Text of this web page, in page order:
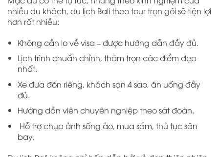
nhiều du khách, du lịch Bali theo tour trọn gói sẽ tiện lợi
hơn rất nhiều:
Không cần lo về visa – được hướng dẫn đầy đủ.
Lịch trình chuẩn chỉnh, thăm trọn các điểm đẹp
nhất.
Xe đưa đón riêng, khách sạn 4 sao, ăn uống đầy
đủ.
Hướng dẫn viên chuyên nghiệp theo sát đoàn.
Hỗ trợ chụp ảnh sống ảo, mua sắm, thủ tục sân
bay.